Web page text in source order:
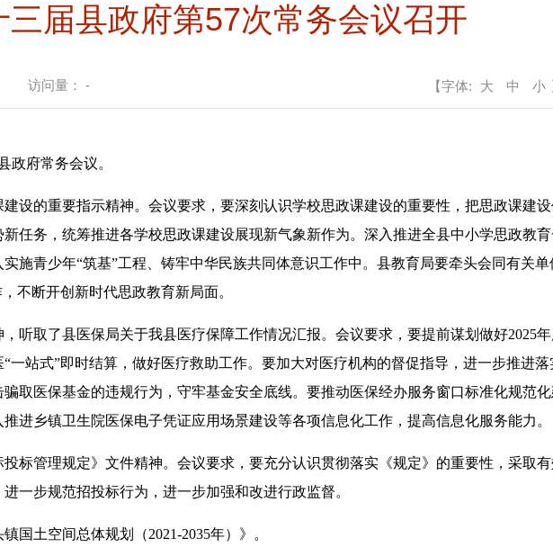
三届县政府第57次常务会议召开
访问量： - 【字体: 大 中 小
府常务会议。
的重要指示精神。会议要求，要深刻认识学校思政课建设的重要性，把思政课建设
任务，统筹推进各学校思政课建设展现新气象新作为。深入推进全县中小学思政教育
施青少年“筑基”工程、铸牢中华民族共同体意识工作中。县教育局要牵头会同有关
不断开创新时代思政教育新局面。
取了县医保局关于我县医疗保障工作情况汇报。会议要求，要提前谋划做好2025
一站式”即时结算，做好医疗救助工作。要加大对医疗机构的督促指导，进一步推进
取医保基金的违规行为，守牢基金安全底线。要推动医保经办服务窗口标准化规范
进乡镇卫生院医保电子凭证应用场景建设等各项信息化工作，提高信息化服务能力。
管理规定》文件精神。会议要求，要充分认识贯彻落实《规定》的重要性，采取
一步规范招投标行为，进一步加强和改进行政监督。
土空间总体规划（2021-2035年）》。